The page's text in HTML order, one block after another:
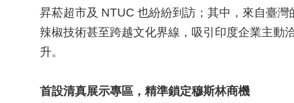
昇菘超市及 NTUC 也紛紛到訪；其中，來自臺
辣椒技術甚至跨越文化界線，吸引印度企業主動
升。
首設清真展示專區，精準鎖定穆斯林商機